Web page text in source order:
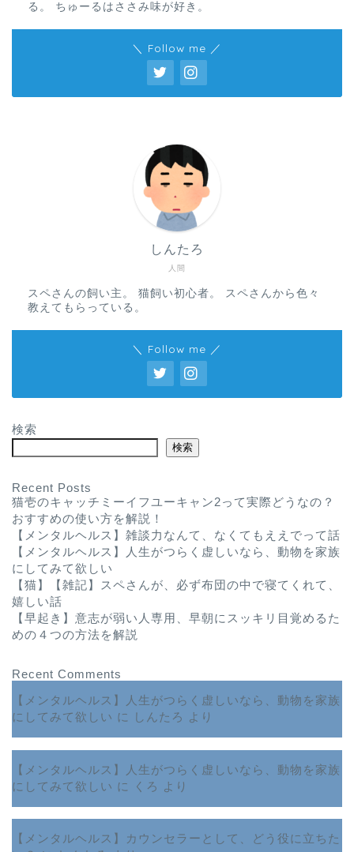
る。 ちゅーるはささみ味が好き。
＼ Follow me ／
人間
しんたろ
スペさんの飼い主。 猫飼い初心者。 スペさんから色々
教えてもらっている。
＼ Follow me ／
検索
検索
Recent Posts
猫壱のキャッチミーイフユーキャン2って実際どうなの？
おすすめの使い方を解説！
【メンタルヘルス】雑談力なんて、なくてもええでって話
【メンタルヘルス】人生がつらく虚しいなら、動物を家族
にしてみて欲しい
【猫】【雑記】スペさんが、必ず布団の中で寝てくれて、
嬉しい話
【早起き】意志が弱い人専用、早朝にスッキリ目覚めるた
めの４つの方法を解説
Recent Comments
【メンタルヘルス】人生がつらく虚しいなら、動物を家族
にしてみて欲しい に しんたろ より
【メンタルヘルス】人生がつらく虚しいなら、動物を家族
にしてみて欲しい に くろ より
【メンタルヘルス】カウンセラーとして、どう役に立ちた